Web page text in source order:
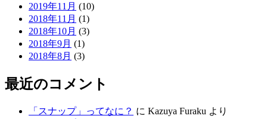
2019年11月 (10)
2018年11月 (1)
2018年10月 (3)
2018年9月 (1)
2018年8月 (3)
最近のコメント
「スナップ」ってなに？ に Kazuya Furaku より